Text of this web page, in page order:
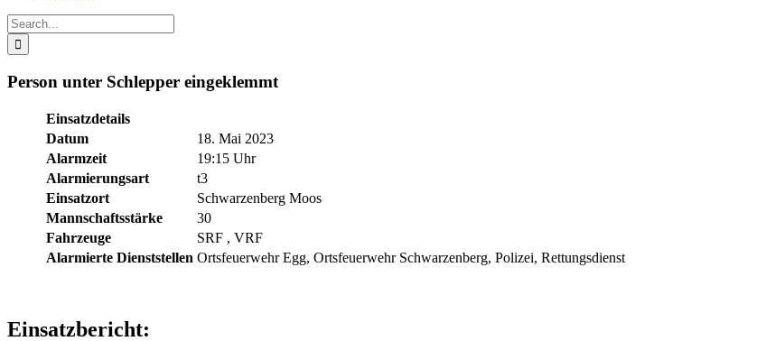
Search
for:
Person unter Schlepper eingeklemmt
Einsatzdetails
Datum
18. Mai 2023
Alarmzeit
19:15 Uhr
Alarmierungsart
t3
Einsatzort
Schwarzenberg Moos
Mannschaftsstärke
30
Fahrzeuge
SRF , VRF
Alarmierte Dienststellen Ortsfeuerwehr Egg, Ortsfeuerwehr Schwarzenberg, Polizei, Rettungsdienst
Einsatzbericht: